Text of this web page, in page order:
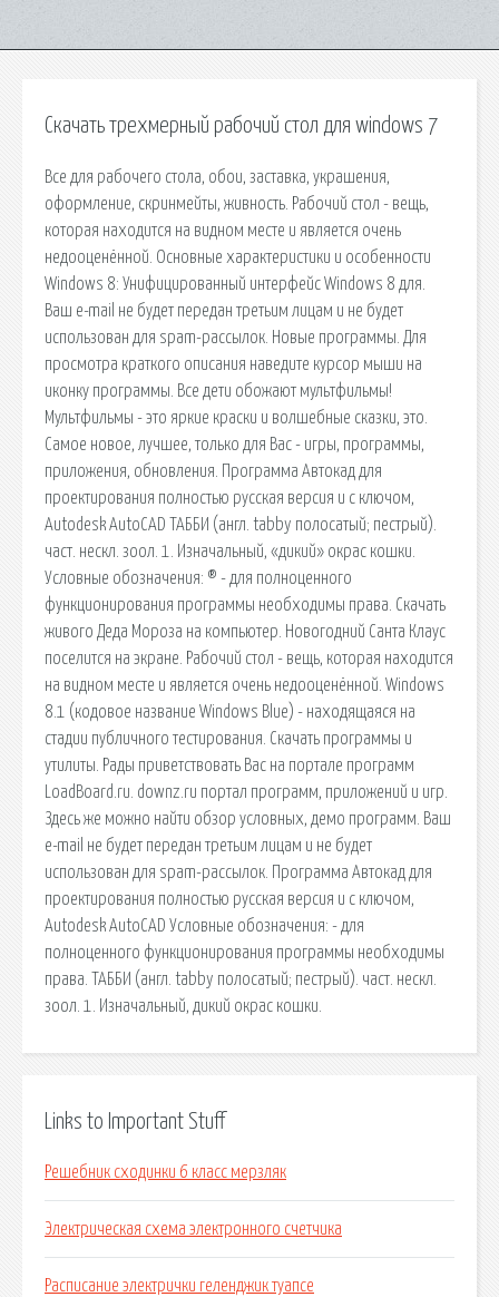
Скачать трехмерный рабочий стол для windows 7
Все для рабочего стола, обои, заставка, украшения,
оформление, скринмейты, живность. Рабочий стол - вещь,
которая находится на видном месте и является очень
недооценённой. Основные характеристики и особенности
Windows 8: Унифицированный интерфейс Windows 8 для.
Ваш e-mail не будет передан третьим лицам и не будет
использован для spam-рассылок. Новые программы. Для
просмотра краткого описания наведите курсор мыши на
иконку программы. Все дети обожают мультфильмы!
Мультфильмы - это яркие краски и волшебные сказки, это.
Самое новое, лучшее, только для Вас - игры, программы,
приложения, обновления. Программа Автокад для
проектирования полностью русская версия и с ключом,
Autodesk AutoCAD ТАББИ (англ. tabby полосатый; пестрый).
част. нескл. зоол. 1. Изначальный, «дикий» окрас кошки.
Условные обозначения: ® - для полноценного
функционирования программы необходимы права. Скачать
живого Деда Мороза на компьютер. Новогодний Санта Клаус
поселится на экране. Рабочий стол - вещь, которая находится
на видном месте и является очень недооценённой. Windows
8.1 (кодовое название Windows Blue) - находящаяся на
стадии публичного тестирования. Скачать программы и
утилиты. Рады приветствовать Вас на портале программ
LoadBoard.ru. downz.ru портал программ, приложений и игр.
Здесь же можно найти обзор условных, демо программ. Ваш
e-mail не будет передан третьим лицам и не будет
использован для spam-рассылок. Программа Автокад для
проектирования полностью русская версия и с ключом,
Autodesk AutoCAD Условные обозначения: - для
полноценного функционирования программы необходимы
права. ТАББИ (англ. tabby полосатый; пестрый). част. нескл.
зоол. 1. Изначальный, дикий окрас кошки.
Links to Important Stuff
Решебник сходинки 6 класс мерзляк
Электрическая схема электронного счетчика
Расписание электрички геленджик туапсе